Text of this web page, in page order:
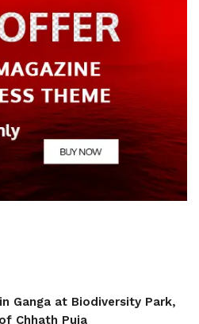
Ganga at Biodiversity Park,
Chhath Puja